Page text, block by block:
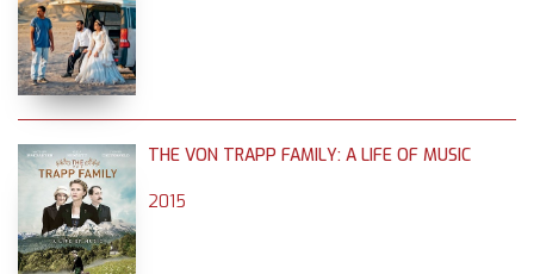
THE VON TRAPP FAMILY: A LIFE OF MUSIC
2015